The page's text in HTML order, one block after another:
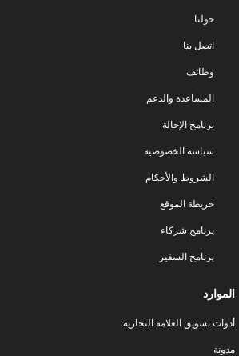
حولنا
اتصل بنا
وظائف
المساعدة والدعم
برنامج الإحالة
سياسة الخصوصية
الشروط والأحكام
خريطة الموقع
برنامج شركاء
برنامج السفير
الموارد
أدوات تسويق العلامة التجارية
مدونة